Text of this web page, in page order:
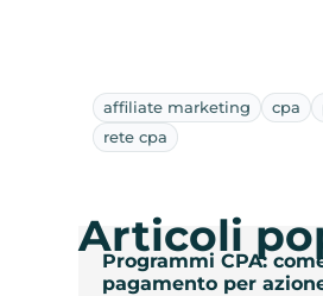
affiliate marketing cpa
rete cpa
Programmi CPA:
pagamento per
Articoli